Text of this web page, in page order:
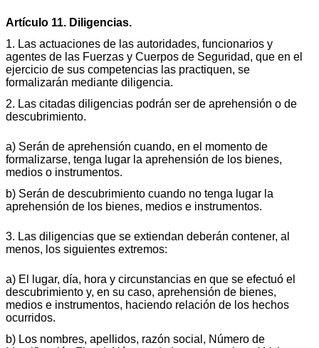
Artículo 11. Diligencias.
1. Las actuaciones de las autoridades, funcionarios y
agentes de las Fuerzas y Cuerpos de Seguridad, que en el
ejercicio de sus competencias las practiquen, se
formalizarán mediante diligencia.
2. Las citadas diligencias podrán ser de aprehensión o de
descubrimiento.
a) Serán de aprehensión cuando, en el momento de
formalizarse, tenga lugar la aprehensión de los bienes,
medios o instrumentos.
b) Serán de descubrimiento cuando no tenga lugar la
aprehensión de los bienes, medios e instrumentos.
3. Las diligencias que se extiendan deberán contener, al
menos, los siguientes extremos:
a) El lugar, día, hora y circunstancias en que se efectuó el
descubrimiento y, en su caso, aprehensión de bienes,
medios e instrumentos, haciendo relación de los hechos
ocurridos.
b) Los nombres, apellidos, razón social, Número de